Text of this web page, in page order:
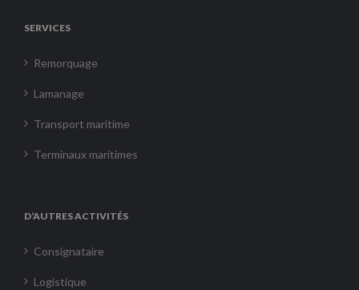
SERVICES
Remorquage
Lamanage
Transport maritime
Terminaux maritimes
D’AUTRES ACTIVITÉS
Consignataire
Logistique